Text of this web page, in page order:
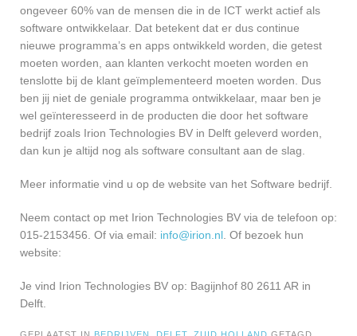
ongeveer 60% van de mensen die in de ICT werkt actief als
software ontwikkelaar. Dat betekent dat er dus continue
nieuwe programma’s en apps ontwikkeld worden, die getest
moeten worden, aan klanten verkocht moeten worden en
tenslotte bij de klant geïmplementeerd moeten worden. Dus
ben jij niet de geniale programma ontwikkelaar, maar ben je
wel geïnteresseerd in de producten die door het software
bedrijf zoals Irion Technologies BV in Delft geleverd worden,
dan kun je altijd nog als software consultant aan de slag.
Meer informatie vind u op de website van het Software bedrijf.
Neem contact op met Irion Technologies BV via de telefoon op:
015-2153456. Of via email: info@irion.nl . Of bezoek hun
website:
Je vind Irion Technologies BV op: Bagijnhof 80 2611 AR in
Delft.